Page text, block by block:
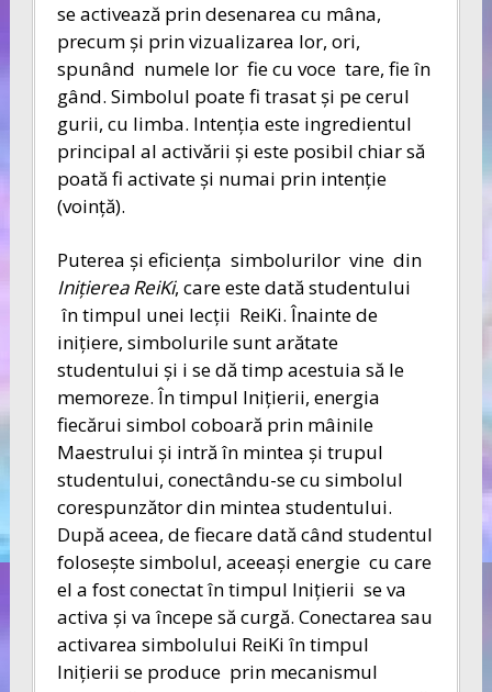
se activează prin desenarea cu mâna,
precum şi prin vizualizarea lor, ori,
spunând numele lor fie cu voce tare, fie în
gând. Simbolul poate fi trasat şi pe cerul
gurii, cu limba. Intenţia este ingredientul
principal al activării şi este posibil chiar să
poată fi activate şi numai prin intenţie
(voinţă).
Puterea şi eficienţa simbolurilor vine din
Iniţierea ReiKi, care este dată studentului
în timpul unei lecţii ReiKi. Înainte de
iniţiere, simbolurile sunt arătate
studentului şi i se dă timp acestuia să le
memoreze. În timpul Iniţierii, energia
fiecărui simbol coboară prin mâinile
Maestrului şi intră în mintea şi trupul
studentului, conectându-se cu simbolul
corespunzător din mintea studentului.
După aceea, de fiecare dată când studentul
foloseşte simbolul, aceeaşi energie cu care
el a fost conectat în timpul Iniţierii se va
activa şi va începe să curgă. Conectarea sau
activarea simbolului ReiKi în timpul
Iniţierii se produce prin mecanismul